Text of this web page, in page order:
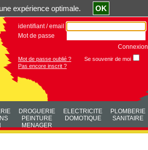
identifiant / email
Mot de passe
Connexion
Mot de passe oublié ?
Se souvenir de moi
Pas encore inscrit ?
DROGUERIE
PEINTURE
MENAGER
ELECTRICITE
DOMOTIQUE
PLOMBERIE
SANITAIRE
une expérience optimale. OK